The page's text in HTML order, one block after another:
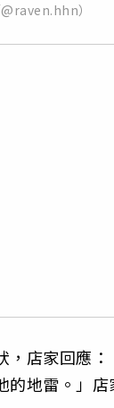
）
店家回應
地雷。」